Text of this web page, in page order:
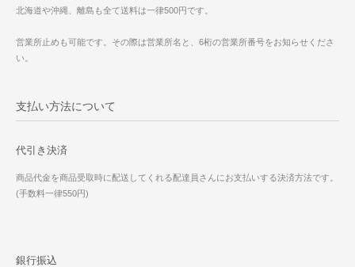
北海道や沖縄、離島も全て送料は一律500円です。
営業所止めも可能です。その際は営業所名と、6桁の営業所番号をお知らせくださ
い。
支払い方法について
代引き決済
商品代金を商品受取時に配送してくれる配達員さんにお支払いする決済方法です。
(手数料一律550円)
銀行振込